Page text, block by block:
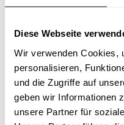
Diese Webseite
Wir verwenden Cookies,
personalisieren,
und die Zugriffe auf
geben wir Informationen
unsere Partner für
nächsten regelmäßigen
des Betriebsrats
Ganz wichtig: Der
so frühzeitig bestellen,
Zeit hat, die
durchzuführen, dass
gegegeben werden